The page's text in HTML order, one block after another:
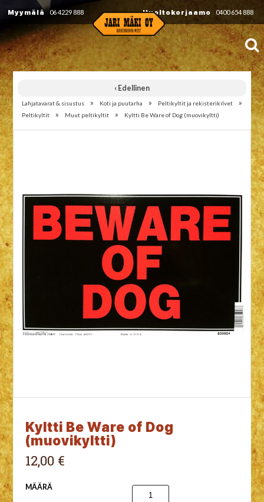
Myymälä 06 4229 888 Huoltokorjaamo 0400 654 888
‹ Edellinen
Lahjatavarat & sisustus » Koti ja puutarha » Peltikyltit ja rekisterikilvet »
Peltikyltit » Muut peltikyltit » Kyltti Be Ware of Dog (muovikyltti)
Kyltti Be Ware of Dog
(muovikyltti)
12,00 €
MÄÄRÄ